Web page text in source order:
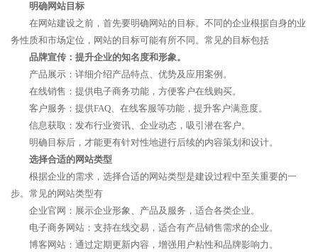
明确网站目标
在网站建设之前，首先要明确网站的目标。不同的企业根据自身的业
务性质和市场定位，网站的目标可能有所不同。常见的目标包括
品牌宣传：提升企业的知名度和形象。
产品展示：详细介绍产品特点、优势及应用案例。
在线销售：提供电子商务功能，方便客户在线购买。
客户服务：提供FAQ、在线客服等功能，提升客户满意度。
信息获取：发布行业资讯、企业动态，吸引潜在客户。
明确目标后，才能更有针对性地进行后续的内容策划和设计。
选择合适的网站类型
根据企业的需求，选择合适的网站类型是建设过程中至关重要的一
步。常见的网站类型有
企业官网：展示企业形象、产品及服务，适合各类企业。
电子商务网站：支持在线交易，适合有产品销售需求的企业。
博客网站：通过定期更新内容，增强用户粘性和品牌影响力。